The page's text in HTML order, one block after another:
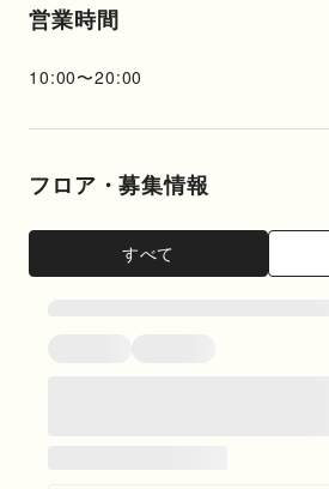
営業時間
10:00〜20:00
フロア・募集情報
すべて